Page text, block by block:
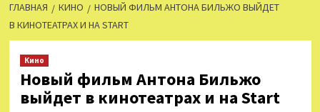
ГЛАВНАЯ КИНО
НОВЫЙ ФИЛЬМ АНТОНА БИЛЬЖО ВЫЙДЕТ
В КИНОТЕАТРАХ И НА START
Кино
Новый фильм Антона Бильжо
выйдет в кинотеатрах и на Start